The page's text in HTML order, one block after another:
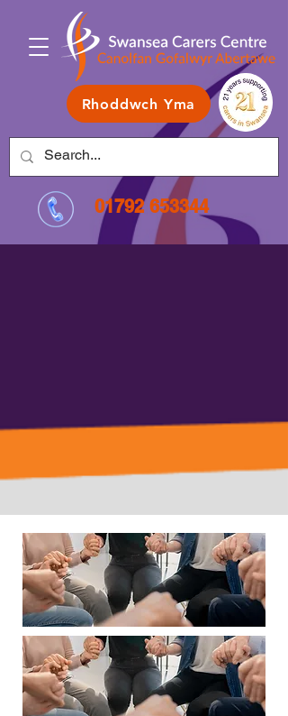
Rhoddwch Yma
01792 653344